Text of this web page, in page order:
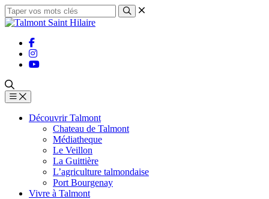
Découvrir Talmont
Chateau de Talmont
Médiatheque
Le Veillon
La Guittière
L’agriculture talmondaise
Port Bourgenay
Vivre à Talmont